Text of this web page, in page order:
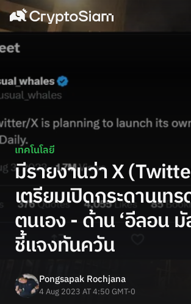
เทคโนโลยี
มีรายงานว่า X
เตรียมเปิดกระดานเท
ตนเอง - ด้าน ‘อีลอน มั
ชี้แจงทันควัน
Pongsapak Rochjana
4 Aug 2023 AT 4:50 GMT-0